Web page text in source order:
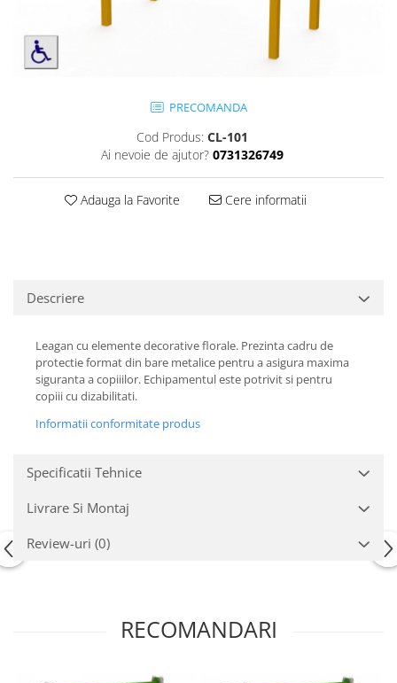
Echipamente de catarat
Trasee echilibristica
Echipamente persoane cu
Echipament muzical
Animale din cauciuc
SPORT SI FITNESS
Tenis si Volei
Street Workout
Terenuri Multisport
Trasee Ninja
Mese de jocuri
Garduri/Imprejmuiri
Cosuri de gunoi
Foisoare si pergole
PRECOMANDA
Cod Produs: CL-101
Ai nevoie de ajutor? 0731326749
Adauga la Favorite Cere informatii
Descriere
Leagan cu elemente decorative florale. Prezinta cadru de
protectie format din bare metalice pentru a asigura maxima
siguranta a copiiilor. Echipamentul este potrivit si pentru
copiii cu dizabilitati.
Informatii conformitate produs
Specificatii Tehnice
Livrare Si Montaj
Review-uri (0)
RECOMANDARI